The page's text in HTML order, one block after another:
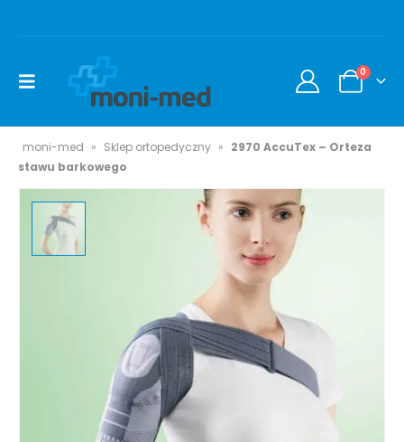
0
moni-med » Sklep ortopedyczny » 2970 AccuTex – Orteza
stawu barkowego